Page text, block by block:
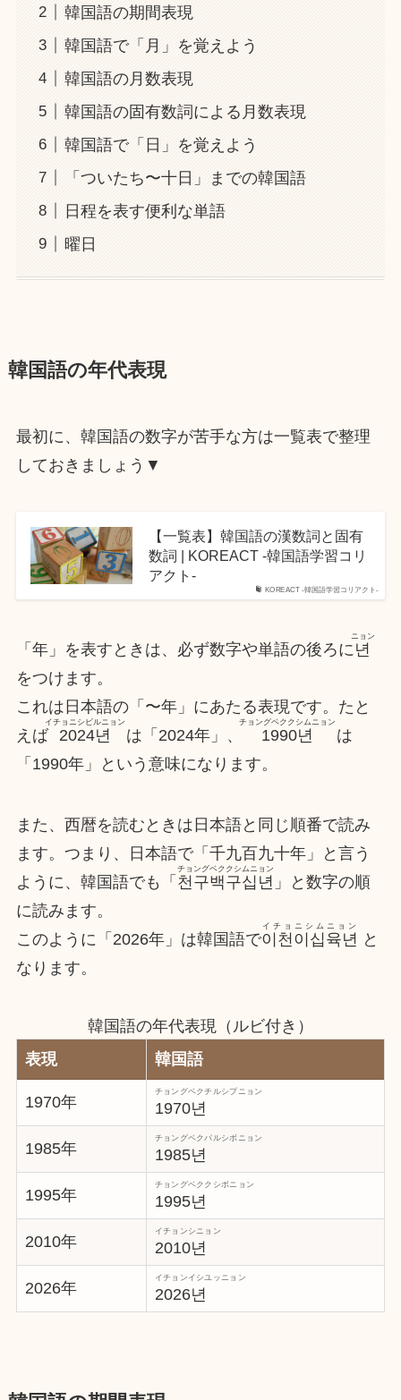
韓国語の期間表現
韓国語で「月」を覚えよう
韓国語の月数表現
韓国語の固有数詞による月数表現
韓国語で「日」を覚えよう
「ついたち〜十日」までの韓国語
日程を表す便利な単語
曜日
韓国語の年代表現
最初に、韓国語の数字が苦手な方は一覧表で整理
しておきましょう▼
KOREACT -韓国語学習コリアクト-
【一覧表】韓国語の漢数詞と固有
数詞 | KOREACT -韓国語学習コリ
アクト-
「年」を表すときは、必ず数字や単語の後ろに 년
ニョン
をつけます。
これは日本語の「〜年」にあたる表現です。たと
えば
2024년
イチョニシビルニョン
は「2024年」、 1990년
チョングベククシムニョン
は
「1990年」という意味になります。
また、西暦を読むときは日本語と同じ順番で読み
ます。つまり、日本語で「千九百九十年」と言う
ように、韓国語でも「 천구백구십년
チョングベククシムニョン
」と数字の順
に読みます。
このように「2026年」は韓国語で이천이십육년
イチョニシムニョン
と
なります。
韓国語の年代表現（ルビ付き）
表現
韓国語
1970年 1970년
チョングベクチルシプニョン
1985年 1985년
チョングベクパルシボニョン
1995年 1995년
チョングベククシボニョン
2010年 2010년
イチョンシニョン
2026年 2026년
イチョンイシユッニョン